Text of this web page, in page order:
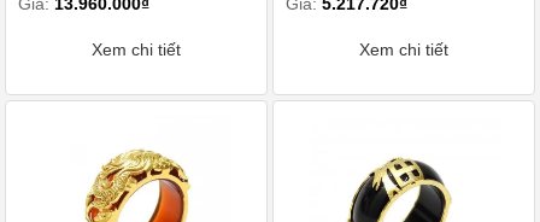
Xem chi tiết Xem chi tiết